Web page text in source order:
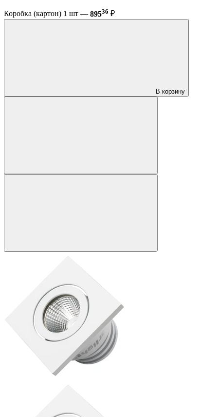
Коробка (картон) 1 шт — 89536 ₽
В корзину